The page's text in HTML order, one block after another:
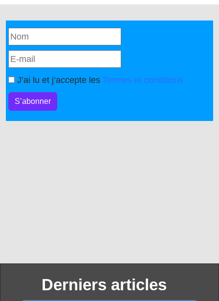
J’ai lu et j’accepte les Termes et conditions
S’abonner
Derniers articles